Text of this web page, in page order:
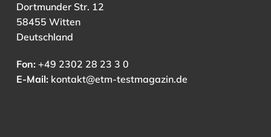
Dortmunder Str. 12
58455 Witten
Deutschland
Fon:+49 2302 28 23 3 0
E-Mail: kontakt@etm-testmagazin.de